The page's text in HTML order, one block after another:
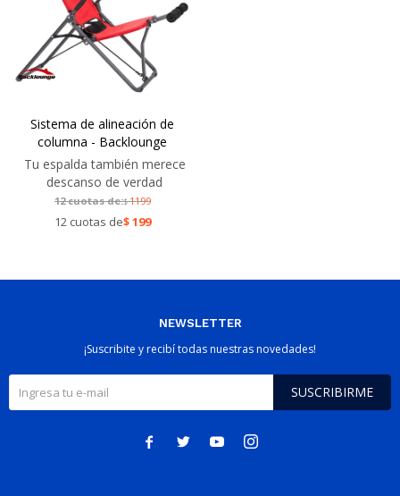
Sistema de alineación de
columna - Backlounge
Tu espalda también merece
descanso de verdad
12 cuotas de:$1199
12 cuotas de$199
NEWSLETTER
¡Suscribite y recibí todas nuestras novedades!
SUSCRIBIRME
   